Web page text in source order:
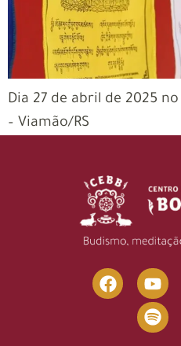
Dia 27 de abril de 2025
– Viamão/RS